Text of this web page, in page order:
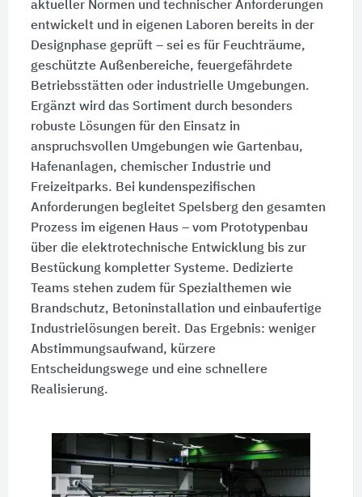
aktueller Normen und technischer Anforderungen
entwickelt und in eigenen Laboren bereits in der
Designphase geprüft – sei es für Feuchträume,
geschützte Außenbereiche, feuergefährdete
Betriebsstätten oder industrielle Umgebungen.
Ergänzt wird das Sortiment durch besonders
robuste Lösungen für den Einsatz in
anspruchsvollen Umgebungen wie Gartenbau,
Hafenanlagen, chemischer Industrie und
Freizeitparks. Bei kundenspezifischen
Anforderungen begleitet Spelsberg den gesamten
Prozess im eigenen Haus – vom Prototypenbau
über die elektrotechnische Entwicklung bis zur
Bestückung kompletter Systeme. Dedizierte
Teams stehen zudem für Spezialthemen wie
Brandschutz, Betoninstallation und einbaufertige
Industrielösungen bereit. Das Ergebnis: weniger
Abstimmungsaufwand, kürzere
Entscheidungswege und eine schnellere
Realisierung.